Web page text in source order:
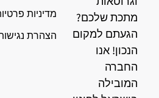
מתכת שלכם?
הגעתם למקום
הנכון! אנו
החברה
המובילה
מדיניות
הצהרת